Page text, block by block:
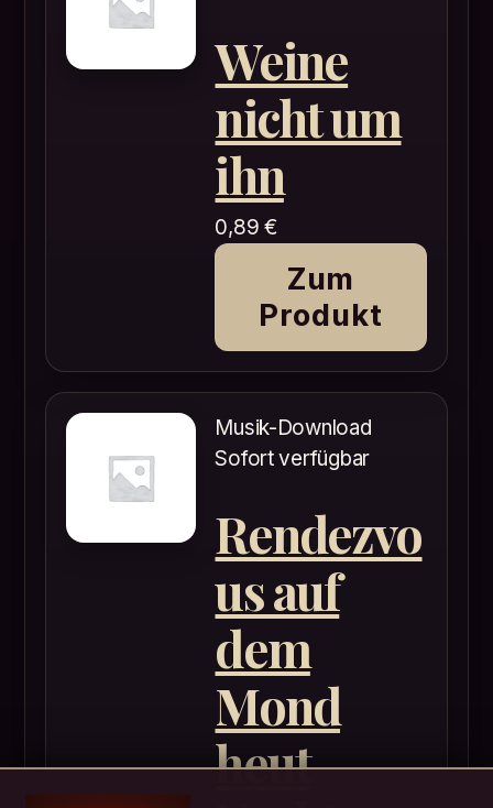
Weine
nicht um
ihn
0,89€
Zum
Produkt
Musik-Download
Sofort verfügbar
Rendezvo
us auf
dem
Mond
heut